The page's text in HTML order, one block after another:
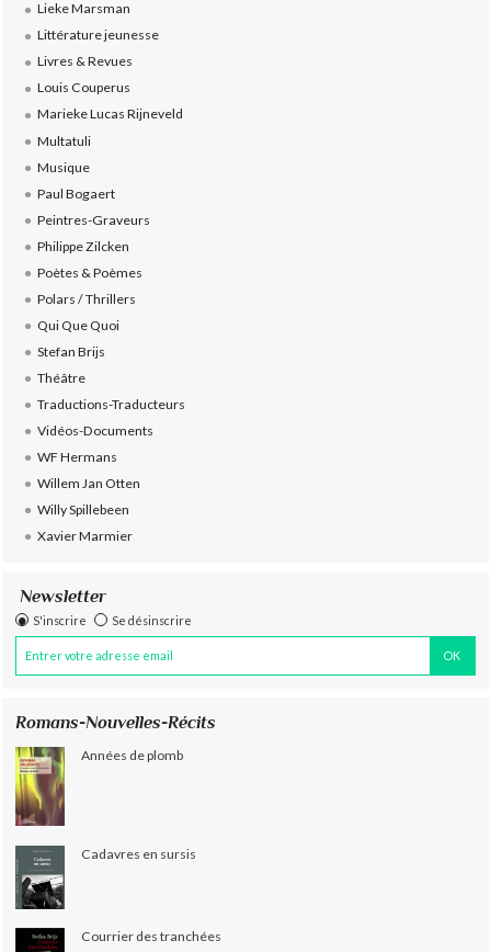
Lieke Marsman
Littérature jeunesse
Livres & Revues
Louis Couperus
Marieke Lucas Rijneveld
Multatuli
Musique
Paul Bogaert
Peintres-Graveurs
Philippe Zilcken
Poètes & Poèmes
Polars / Thrillers
Qui Que Quoi
Stefan Brijs
Théâtre
Traductions-Traducteurs
Vidéos-Documents
WF Hermans
Willem Jan Otten
Willy Spillebeen
Xavier Marmier
Newsletter
S'inscrire Se désinscrire
Romans-Nouvelles-Récits
Années de plomb
Cadavres en sursis
Courrier des tranchées